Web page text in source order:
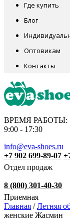
Где купить
Блог
Оптовикам
Контакты
ВРЕМЯ РАБОТЫ:
9:00 - 17:30
info@eva-shoes.ru
+7 902 699-89-07
Отдел продаж
8 (800) 301-40-30
Приемная
Главная / Летняя
женские Жасмин